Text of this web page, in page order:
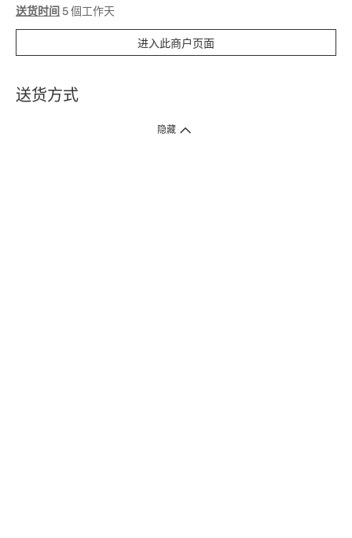
送货时间 5 個工作天
进入此商户页面
送货方式
1. 送货到府（受卫生署条例规管产品除外 ）
隐藏